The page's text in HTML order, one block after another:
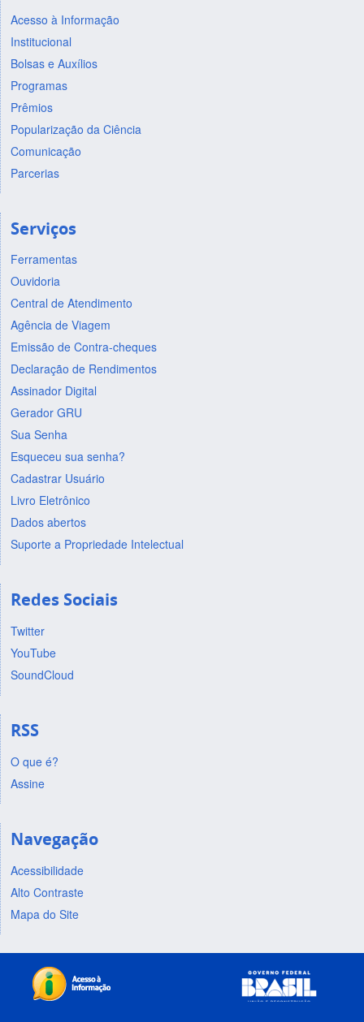
Acesso à Informação
Institucional
Bolsas e Auxílios
Programas
Prêmios
Popularização da Ciência
Comunicação
Parcerias
Serviços
Ferramentas
Ouvidoria
Central de Atendimento
Agência de Viagem
Emissão de Contra-cheques
Declaração de Rendimentos
Assinador Digital
Gerador GRU
Sua Senha
Esqueceu sua senha?
Cadastrar Usuário
Livro Eletrônico
Dados abertos
Suporte a Propriedade Intelectual
Redes Sociais
Twitter
YouTube
SoundCloud
RSS
O que é?
Assine
Navegação
Acessibilidade
Alto Contraste
Mapa do Site